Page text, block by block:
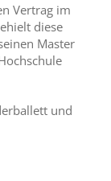
Vertrag im
diese
Master
und